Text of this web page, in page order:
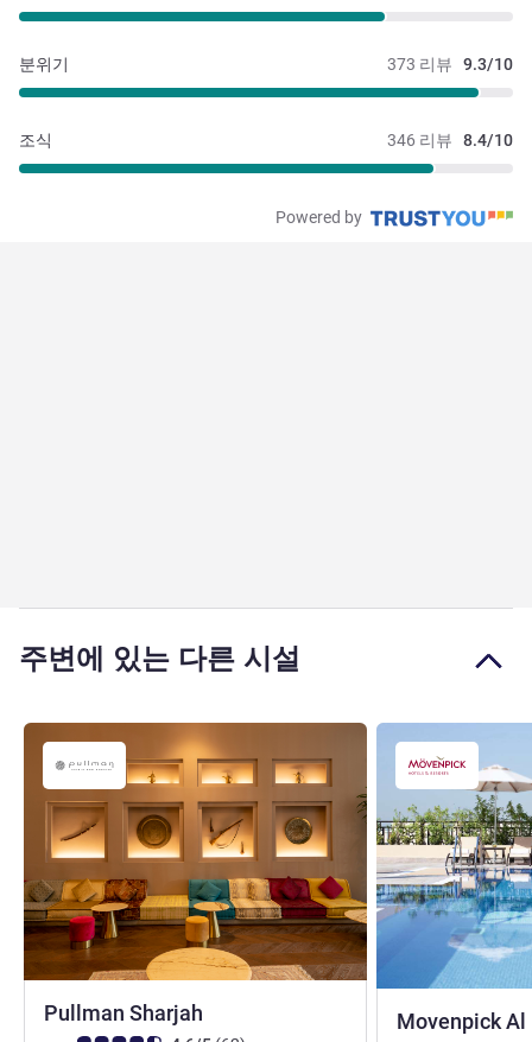
373 리뷰 9.3/10
분위기
346 리뷰 8.4/10
조식
Powered by
주변에 있는 다른 시설
Pullman Sharjah Movenpick